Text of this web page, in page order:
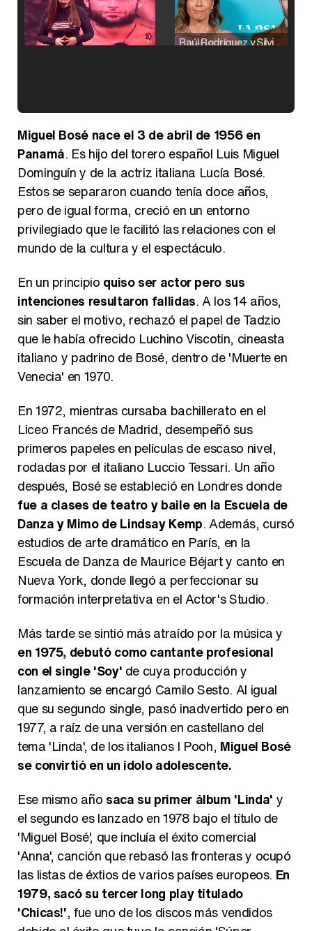
Raúl Rodríguez y Silvia Taulés nos cuentan su papel en 'La familia de la tele'
Belén Esteban: "Estoy emocionada, muy contenta y muy feliz por llegar a RTVE"
Magdalena de Suecia responde a las críticas y explica por qué le han permitido lanzar su propio negocio
Miguel Bosé nace el 3 de abril de 1956 en
Panamá. Es hijo del torero español Luis Miguel
Dominguín y de la actriz italiana Lucía Bosé.
Estos se separaron cuando tenía doce años,
pero de igual forma, creció en un entorno
privilegiado que le facilitó las relaciones con el
mundo de la cultura y el espectáculo.
En un principio quiso ser actor pero sus
intenciones resultaron fallidas. A los 14 años,
sin saber el motivo, rechazó el papel de Tadzio
que le había ofrecido Luchino Viscotin, cineasta
italiano y padrino de Bosé, dentro de 'Muerte en
Venecia' en 1970.
En 1972, mientras cursaba bachillerato en el
Liceo Francés de Madrid, desempeñó sus
primeros papeles en películas de escaso nivel,
rodadas por el italiano Luccio Tessari. Un año
después, Bosé se estableció en Londres donde
fue a clases de teatro y baile en la Escuela de
Danza y Mimo de Lindsay Kemp. Además, cursó
estudios de arte dramático en París, en la
Escuela de Danza de Maurice Béjart y canto en
Nueva York, donde llegó a perfeccionar su
formación interpretativa en el Actor's Studio.
Más tarde se sintió más atraído por la música y
en 1975, debutó como cantante profesional
con el single 'Soy' de cuya producción y
lanzamiento se encargó Camilo Sesto. Al igual
que su segundo single, pasó inadvertido pero en
1977, a raíz de una versión en castellano del
tema 'Linda', de los italianos I Pooh, Miguel Bosé
se convirtió en un ídolo adolescente.
Ese mismo año saca su primer álbum 'Linda' y
el segundo es lanzado en 1978 bajo el título de
'Miguel Bosé', que incluía el éxito comercial
'Anna', canción que rebasó las fronteras y ocupó
las listas de éxtios de varios países europeos. En
1979, sacó su tercer long play titulado
'Chicas!', fue uno de los discos más vendidos